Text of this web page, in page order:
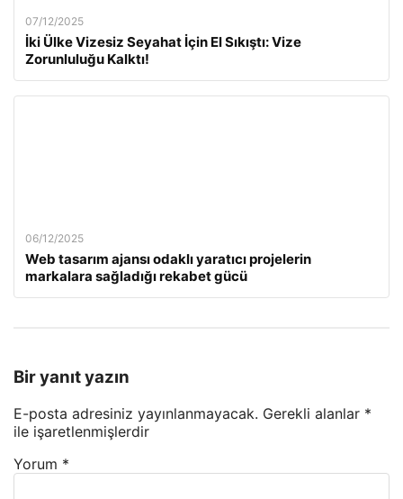
07/12/2025
İki Ülke Vizesiz Seyahat İçin El Sıkıştı: Vize
Zorunluluğu Kalktı!
06/12/2025
Web tasarım ajansı odaklı yaratıcı projelerin
markalara sağladığı rekabet gücü
Bir yanıt yazın
E-posta adresiniz yayınlanmayacak. Gerekli alanlar *
ile işaretlenmişlerdir
Yorum *